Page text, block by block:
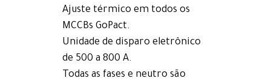
Ajuste térmico em todos os
MCCBs GoPact.
Unidade de disparo eletrônico
de 500 a 800 A.
Todas as fases e neutro são